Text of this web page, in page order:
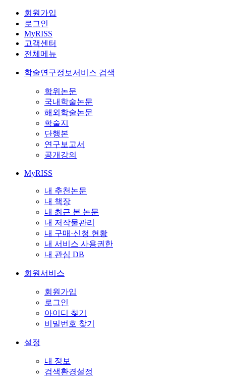
회원가입
로그인
MyRISS
고객센터
전체메뉴
학술연구정보서비스 검색
학위논문
국내학술논문
해외학술논문
학술지
단행본
연구보고서
공개강의
MyRISS
내 추천논문
내 책장
내 최근 본 논문
내 저작물관리
내 구매·신청 현황
내 서비스 사용권한
내 관심 DB
회원서비스
회원가입
로그인
아이디 찾기
비밀번호 찾기
설정
내 정보
검색환경설정